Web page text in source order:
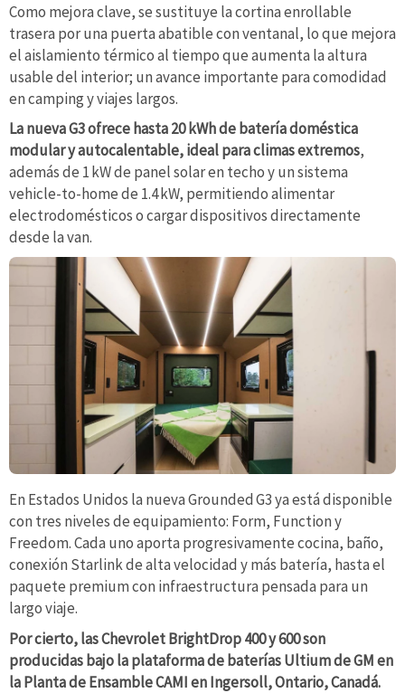
Como mejora clave, se sustituye la cortina enrollable
trasera por una puerta abatible con ventanal, lo que mejora
el aislamiento térmico al tiempo que aumenta la altura
usable del interior; un avance importante para comodidad
en camping y viajes largos.
La nueva G3 ofrece hasta 20 kWh de batería doméstica
modular y autocalentable, ideal para climas extremos,
además de 1 kW de panel solar en techo y un sistema
vehicle-to-home de 1.4 kW, permitiendo alimentar
electrodomésticos o cargar dispositivos directamente
desde la van.
En Estados Unidos la nueva Grounded G3 ya está disponible
con tres niveles de equipamiento: Form, Function y
Freedom. Cada uno aporta progresivamente cocina, baño,
conexión Starlink de alta velocidad y más batería, hasta el
paquete premium con infraestructura pensada para un
largo viaje.
Por cierto, las Chevrolet BrightDrop 400 y 600 son
producidas bajo la plataforma de baterías Ultium de GM en
la Planta de Ensamble CAMI en Ingersoll, Ontario, Canadá.